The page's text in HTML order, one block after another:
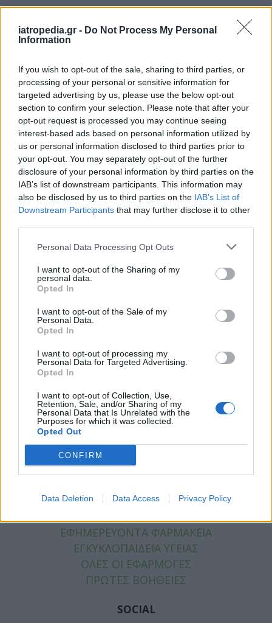
iatropedia.gr - Do Not Process My Personal
Information
If you wish to opt-out of the sale, sharing to third parties, or
processing of your personal or sensitive information for
targeted advertising by us, please use the below opt-out
section to confirm your selection. Please note that after your
opt-out request is processed you may continue seeing
interest-based ads based on personal information utilized by
us or personal information disclosed to third parties prior to
your opt-out. You may separately opt-out of the further
disclosure of your personal information by third parties on the
IAB’s list of downstream participants. This information may
also be disclosed by us to third parties on the IAB’s List of
Downstream Participants that may further disclose it to other
Personal Data Processing Opt Outs
I want to opt-out of the Sharing of my
personal data.
Opted In
I want to opt-out of the Sale of my
Personal Data.
Opted In
I want to opt-out of processing my
Personal Data for Targeted Advertising.
Opted In
I want to opt-out of Collection, Use,
Retention, Sale, and/or Sharing of my
Personal Data that Is Unrelated with the
Purposes for which it was collected.
Opted Out
CONFIRM
Data Deletion Data Access Privacy Policy
Facebook
Twitter
Tags:ΑΓΛΑΙΑ ΚΥΡΙΑΚΟΥ,ΑΥΞΗΤΙΚΗ ΟΡΜΟΝΗ,
ΠΑΙΔΙ
ΔΙΑΤΡΟΦΗ
ΕΠΙΧΕΙΡΕΙΝ
TIPS
ΧΡΗΣΙΜΑ
ΧΡΗΣΙΜΑ
ΕΦΗΜΕΡΕΥΟΝΤΑ ΦΑΡΜΑΚΕΙΑ
ΕΓΚΥΚΛΟΠΑΙΔΕΙΑ ΥΓΕΙΑΣ
ΟΛΕΣ ΟΙ ΕΦΑΡΜΟΓΕΣ
ΠΡΩΤΕΣ ΒΟΗΘΕΙΕΣ
SOCIAL